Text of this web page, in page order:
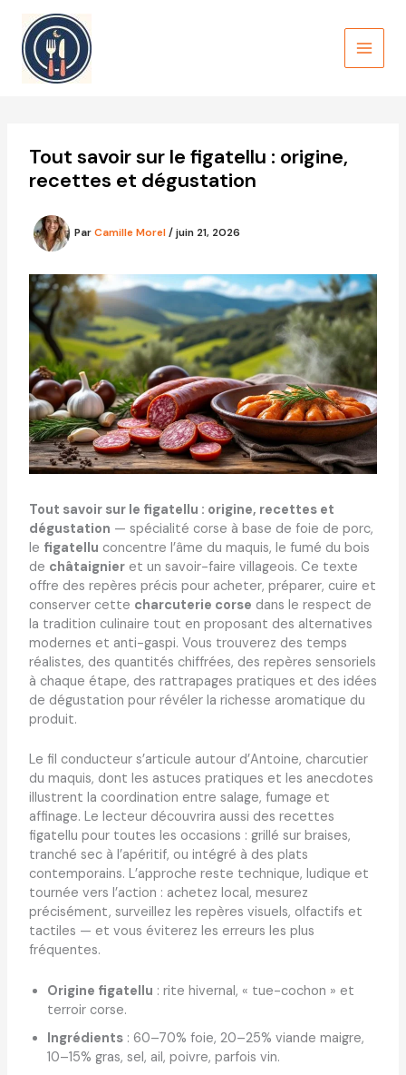
contenu
Tout savoir sur le figatellu : origine,
recettes et dégustation
ParCamille Morel/juin 21, 2026
Tout savoir sur le figatellu : origine, recettes et
dégustation — spécialité corse à base de foie de porc,
le figatellu concentre l’âme du maquis, le fumé du bois
de châtaignieret un savoir-faire villageois. Ce texte
offre des repères précis pour acheter, préparer, cuire et
conserver cette charcuterie corse dans le respect de
la tradition culinaire tout en proposant des alternatives
modernes et anti-gaspi. Vous trouverez des temps
réalistes, des quantités chiffrées, des repères sensoriels
à chaque étape, des rattrapages pratiques et des idées
de dégustation pour révéler la richesse aromatique du
produit.
Le fil conducteur s’articule autour d’Antoine, charcutier
du maquis, dont les astuces pratiques et les anecdotes
illustrent la coordination entre salage, fumage et
affinage. Le lecteur découvrira aussi des recettes
figatellu pour toutes les occasions : grillé sur braises,
tranché sec à l’apéritif, ou intégré à des plats
contemporains. L’approche reste technique, ludique et
tournée vers l’action : achetez local, mesurez
précisément, surveillez les repères visuels, olfactifs et
tactiles — et vous éviterez les erreurs les plus
fréquentes.
Origine figatellu : rite hivernal, « tue-cochon » et
terroir corse.
Ingrédients: 60–70% foie, 20–25% viande maigre,
10–15% gras, sel, ail, poivre, parfois vin.